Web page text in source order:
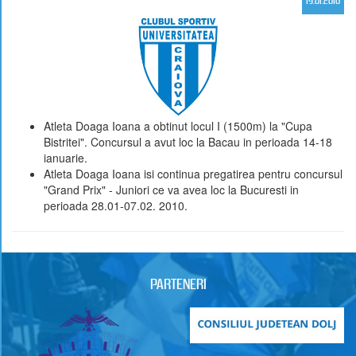
Atleta Doaga Ioana a obtinut locul I (1500m) la "Cupa
Bistritei". Concursul a avut loc la Bacau in perioada 14-18
ianuarie.
Atleta Doaga Ioana isi continua pregatirea pentru concursul
"Grand Prix" - Juniori ce va avea loc la Bucuresti in
perioada 28.01-07.02. 2010.
PARTENERI